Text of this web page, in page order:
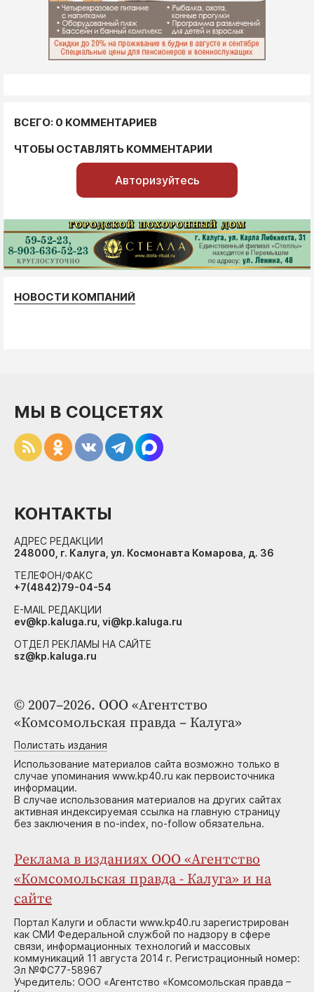
ВСЕГО: 0 КОММЕНТАРИЕВ
ЧТОБЫ ОСТАВЛЯТЬ КОММЕНТАРИИ
Авторизуйтесь
НОВОСТИ КОМПАНИЙ
© 2007–2026. ООО «Агентство
«Комсомольская правда – Калуга»
Полистать издания
Использование материалов сайта возможно только в
случае упоминания www.kp40.ru как первоисточника
информации.
В случае использования материалов на других сайтах
активная индексируемая ссылка на главную страницу
без заключения в no-index, no-follow обязательна.
Реклама в изданиях ООО «Агентство
«Комсомольская правда - Калуга» и на
сайте
Портал Калуги и области www.kp40.ru зарегистрирован
как СМИ Федеральной службой по надзору в сфере
связи, информационных технологий и массовых
коммуникаций 11 августа 2014 г. Регистрационный номер:
Эл №ФС77-58967
Учредитель: ООО «Агентство «Комсомольская правда –
МЫ В СОЦСЕТЯХ
КОНТАКТЫ
АДРЕС РЕДАКЦИИ
248000, г. Калуга, ул. Космонавта Комарова, д. 36
ТЕЛЕФОН/ФАКС
+7(4842)79-04-54
E-MAIL РЕДАКЦИИ
ev@kp.kaluga.ru, vi@kp.kaluga.ru
ОТДЕЛ РЕКЛАМЫ НА САЙТЕ
sz@kp.kaluga.ru